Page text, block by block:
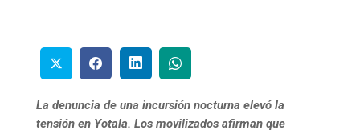
La denuncia de una incursión nocturna elevó la
tensión en Yotala. Los movilizados afirman que